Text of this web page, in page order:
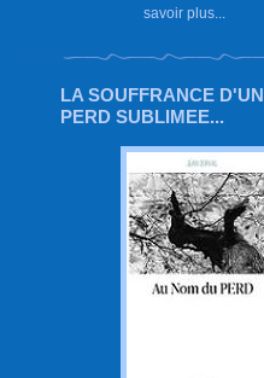
savoir plus...
LA SOUFFRANCE D'UN
PERD SUBLIMEE...